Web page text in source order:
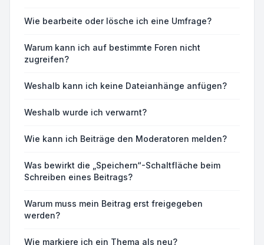
Wie bearbeite oder lösche ich eine Umfrage?
Warum kann ich auf bestimmte Foren nicht
zugreifen?
Weshalb kann ich keine Dateianhänge anfügen?
Weshalb wurde ich verwarnt?
Wie kann ich Beiträge den Moderatoren melden?
Was bewirkt die „Speichern“-Schaltfläche beim
Schreiben eines Beitrags?
Warum muss mein Beitrag erst freigegeben
werden?
Wie markiere ich ein Thema als neu?